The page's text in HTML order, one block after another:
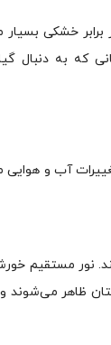
خشکی بسیار
که به دنبال
آب و هوایی
نور مستقیم
ظاهر می‌شوند و